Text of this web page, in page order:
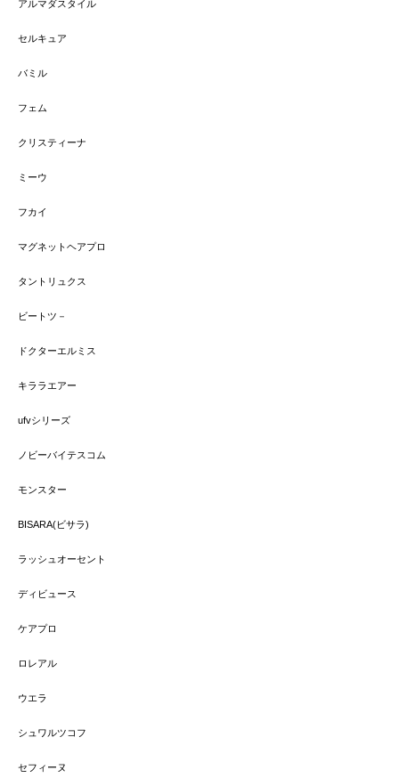
アルマダスタイル
セルキュア
バミル
フェム
クリスティーナ
ミーウ
フカイ
マグネットヘアプロ
タントリュクス
ビートツ－
ドクターエルミス
キララエアー
ufvシリーズ
ノビーバイテスコム
モンスター
BISARA(ビサラ)
ラッシュオーセント
ディビュース
ケアプロ
ロレアル
ウエラ
シュワルツコフ
セフィーヌ